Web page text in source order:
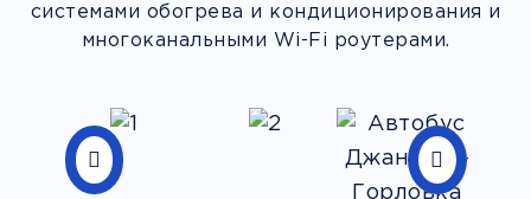
системами обогрева и кондиционирования и
многоканальными Wi-Fi роутерами.